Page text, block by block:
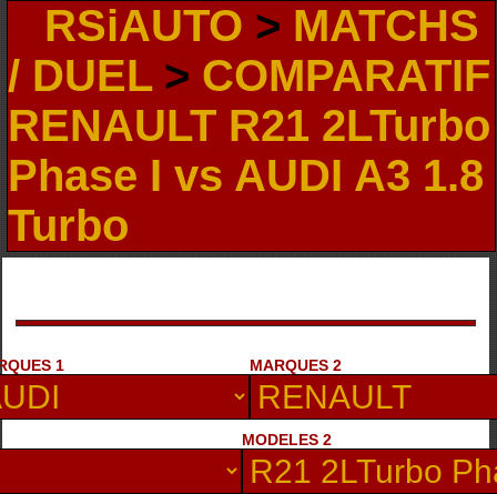
RSiAUTO > MATCHS
/ DUEL> COMPARATIF
RENAULT R21 2LTurbo
Phase I vs AUDI A3 1.8
Turbo
1 MARQUES 2
MODELES 2